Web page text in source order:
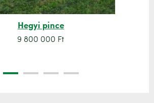
Hegyi pince
9 800 000 Ft